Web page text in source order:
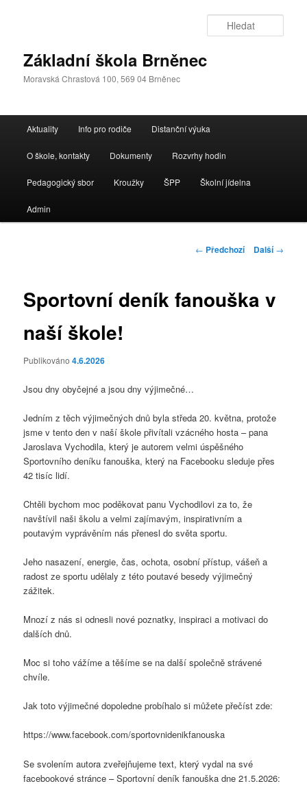
Základní škola Brněnec
Moravská Chrastová 100, 569 04 Brněnec
navigační
Aktuality Info pro rodiče Distanční výuka
O škole, kontakty Dokumenty Rozvrhy hodin
Pedagogický sbor Kroužky ŠPP Školní jídelna
Admin
Navigace
← Předchozí Další→
Sportovní deník fanouška v
naší škole!
Publikováno4.6.2026
Jsou dny obyčejné a jsou dny výjimečné…
Jedním z těch výjimečných dnů byla středa 20. května, protože
jsme v tento den v naší škole přivítali vzácného hosta – pana
Jaroslava Vychodila, který je autorem velmi úspěšného
Sportovního deníku fanouška, který na Facebooku sleduje přes
42 tisíc lidí.
Chtěli bychom moc poděkovat panu Vychodilovi za to, že
navštívil naši školu a velmi zajímavým, inspirativním a
poutavým vyprávěním nás přenesl do světa sportu.
Jeho nasazení, energie, čas, ochota, osobní přístup, vášeň a
radost ze sportu udělaly z této poutavé besedy výjimečný
zážitek.
Mnozí z nás si odnesli nové poznatky, inspiraci a motivaci do
dalších dnů.
Moc si toho vážíme a těšíme se na další společně strávené
chvíle.
Jak toto výjimečné dopoledne probíhalo si můžete přečíst zde:
https://www.facebook.com/sportovnidenikfanouska
Se svolením autora zveřejňujeme text, který vydal na své
facebookové stránce – Sportovní deník fanouška dne 21.5.2026: